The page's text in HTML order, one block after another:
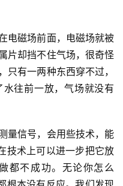
电磁场前面，电磁场就被
片却挡不住气场，很奇怪
只有一两种东西穿不过，
往前一放，气场就没有
量信号，会用些技术，能
技术上可以进一步把它放
都不成功。无论你怎么